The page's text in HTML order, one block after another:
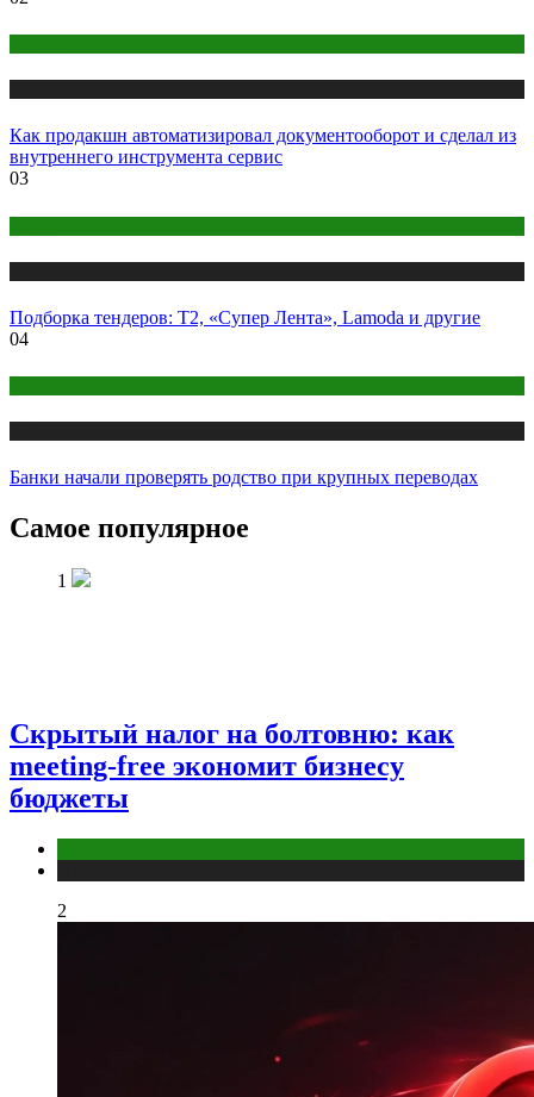
Как продакшн автоматизировал документооборот и сделал из
внутреннего инструмента сервис
03
Подборка тендеров: Т2, «Супер Лента», Lamoda и другие
04
Банки начали проверять родство при крупных переводах
Самое популярное
1
Скрытый налог на болтовню: как
meeting-free экономит бизнесу
бюджеты
2